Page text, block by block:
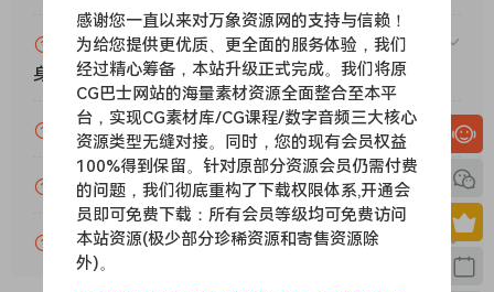
Dragon Fire – THE push-pull compressor for control and
color.
God Mode – Surgical saturator powered by a push-pull
architecture.
Motion Filter – Dynamic filter FX that adds constant
motion and life.
Noize 2 – Adaptive noise generator for adding texture and
Perfect Plate XL – Supernatural plate reverb with depth
and tweakability.
赞助包月VIP（或包年VIP）后能升级包年（或终
身VIP）吗？
为什么付款了未开通VIP会员？
账号可以分享或者借给别人用吗？
VIP会员剩余时间查询？
感谢您一直以来对万象资源网的支持与信赖！
为给您提供更优质、更全面的服务体验，我们
经过精心筹备，本站升级正式完成。我们将原
CG巴士网站的海量素材资源全面整合至本平
台，实现CG素材库/CG课程/数字音频三大核心
资源类型无缝对接。同时，您的现有会员权益
100%得到保留。针对原部分资源会员仍需付费
的问题，我们彻底重构了下载权限体系,开通会
员即可免费下载：所有会员等级均可免费访问
本站资源(极少部分珍稀资源和寄售资源除
外)。